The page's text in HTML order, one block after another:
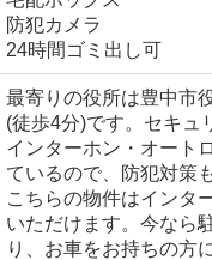
防犯カメラ
24時間ゴミ出し可
最寄りの役所は豊中市
(徒歩4分)です。セキュ
インターホン・オート
ているので、防犯対策
こちらの物件はインタ
いただけます。今なら
り、お車をお持ちの方